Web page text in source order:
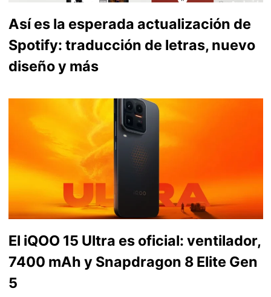
Así es la esperada actualización de
Spotify: traducción de letras, nuevo
diseño y más
El iQOO 15 Ultra es oficial: ventilador,
7400 mAh y Snapdragon 8 Elite Gen
5